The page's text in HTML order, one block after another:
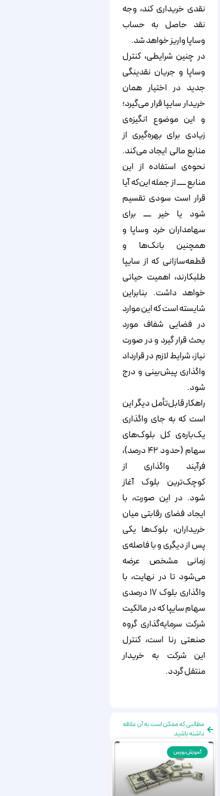
نقدی خریداری کند، وجه
نقد حاصل به حساب
وساپا واریز خواهد شد.
در چنین شرایطی، کنترل
وساپا و جریان نقدینگی
جدید در اختیار همان
خریدار سایپا قرار می‌گیرد؛
و این موضوع انگیزه‌ی
زیادی برای بهره‌گیری از
منابع مالی ایجاد می‌کند.
نحوه‌ی استفاده از این
منابع ــــــ از جمله این‌که آیا
قرار است سودی تقسیم
شود یا خیر ـــــ برای
سهامداران خرد وساپا و
همچنین بانک‌ها و
قطعه‌سازانی که از سایپا
طلبکارند، اهمیت حیاتی
خواهد داشت. بنابراین
شایسته است که این موارد
در فضایی شفاف مورد
بحث قرار گیرد و در صورت
نیاز، شرایط لازم در قرارداد
واگذاری پیش‌بینی و درج
شود.
راهکار قابل‌تأمل دیگر این
است که به ‌جای واگذاری
یک‌باره‌ی کل بلوک‌های
سهام (حدود ۴۲ درصد)،
فرآیند واگذاری از
کوچک‌ترین بلوک آغاز
شود. در این صورت، با
ایجاد فضای رقابتی میان
خریداران، بلوک‌ها یکی
پس از دیگری و با فاصله‌ی
زمانی مشخص عرضه
می‌شود تا در نهایت، با
واگذاری بلوک ۱۷ درصدی
سهام سایپا که در مالکیت
شرکت سرمایه‌گذاری گروه
صنعتی رنا است، کنترل
این شرکت به خریدار
منتقل گردد.
مطالبی که ممکن است به آن علاقه
داشته باشید
آموزش بورس